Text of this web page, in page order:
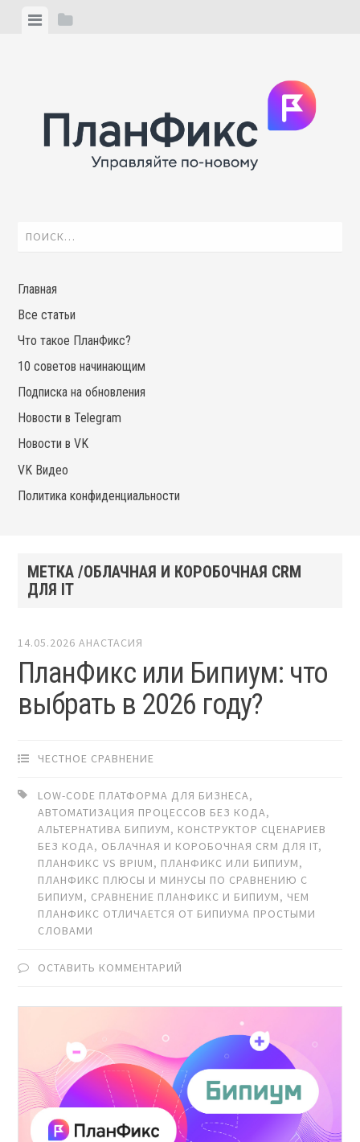
ViewView
Найти:
Главная
Все статьи
Что такое ПланФикс?
10 советов начинающим
Подписка на обновления
Новости в Telegram
Новости в VK
VK Видео
Политика конфиденциальности
МЕТКА /ОБЛАЧНАЯ И КОРОБОЧНАЯ CRM
ДЛЯ IT
14.05.2026 АНАСТАСИЯ
ПланФикс или Бипиум: что
выбрать в 2026 году?
ЧЕСТНОЕ СРАВНЕНИЕ
LOW-CODE ПЛАТФОРМА ДЛЯ БИЗНЕСА,
АВТОМАТИЗАЦИЯ ПРОЦЕССОВ БЕЗ КОДА,
АЛЬТЕРНАТИВА БИПИУМ, КОНСТРУКТОР СЦЕНАРИЕВ
БЕЗ КОДА, ОБЛАЧНАЯ И КОРОБОЧНАЯ CRM ДЛЯ IT,
ПЛАНФИКС VS BPIUM, ПЛАНФИКС ИЛИ БИПИУМ,
ПЛАНФИКС ПЛЮСЫ И МИНУСЫ ПО СРАВНЕНИЮ С
БИПИУМ, СРАВНЕНИЕ ПЛАНФИКС И БИПИУМ, ЧЕМ
ПЛАНФИКС ОТЛИЧАЕТСЯ ОТ БИПИУМА ПРОСТЫМИ
СЛОВАМИ
ОСТАВИТЬ КОММЕНТАРИЙ